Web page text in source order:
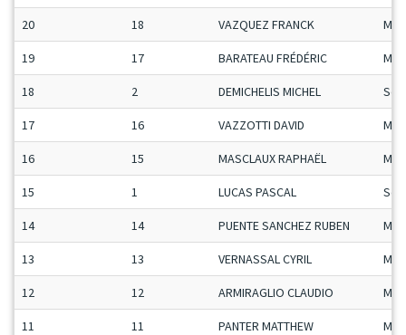
20 18 VAZQUEZ FRANCK
19 17 BARATEAU FRÉDÉRIC
18 2 DEMICHELIS MICHEL
17 16 VAZZOTTI DAVID
16 15 MASCLAUX RAPHAËL
15 1 LUCAS PASCAL
14 14 PUENTE SANCHEZ RUBEN
13 13 VERNASSAL CYRIL
12 12 ARMIRAGLIO CLAUDIO
11 11 PANTER MATTHEW